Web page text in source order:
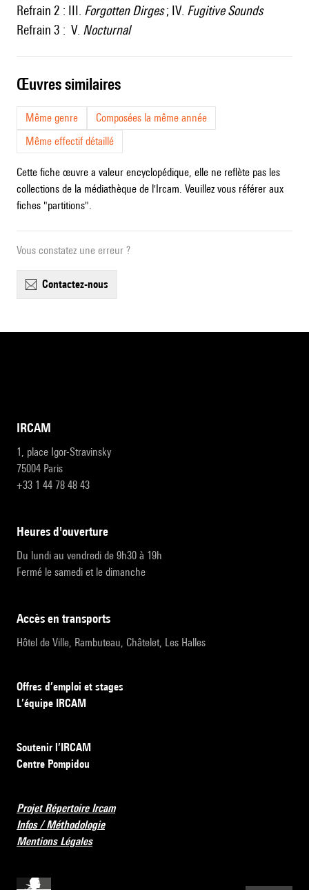
Refrain 2 : III. Forgotten Dirges; IV. Fugitive Sounds
Refrain 3 : V. Nocturnal
œuvres similaires
Même genre
Composées la même année
Même effectif détaillé
Cette fiche œuvre a valeur encyclopédique, elle ne reflète pas les
collections de la médiathèque de l'Ircam. Veuillez vous référer aux
fiches "partitions".
Vous constatez une erreur ?
contactez-nous
IRCAM
1, place Igor-Stravinsky
75004 Paris
+33 1 44 78 48 43
heures d'ouverture
Du lundi au vendredi de 9h30 à 19h
Fermé le samedi et le dimanche
accès en transports
Hôtel de Ville, Rambuteau, Châtelet, Les Halles
Offres d’emploi et stages
L’équipe IRCAM
Soutenir l’IRCAM
Centre Pompidou
Projet Répertoire Ircam
Infos / Méthodologie
Mentions Légales